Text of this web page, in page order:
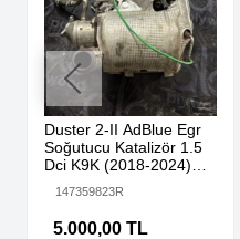
Duster 2-II AdBlue Egr
Soğutucu Katalizör 1.5
Dci K9K (2018-2024)
Çıkma
147359823R
5.000,00 TL